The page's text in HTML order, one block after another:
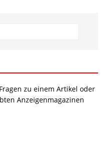
zu einem Artikel oder
Anzeigenmagazinen